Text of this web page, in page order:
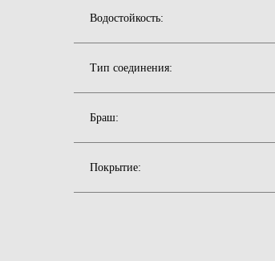
Водостойкость:
Тип соединения:
Браш:
Покрытие: